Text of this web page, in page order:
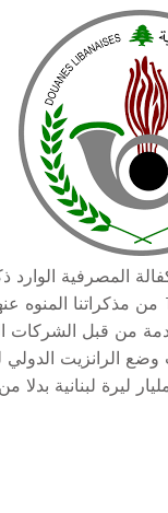
المصرفية الوارد
الفقرة أولا - 1 من مذكراتنا
من قبل
وضع الرانزيت الدولي